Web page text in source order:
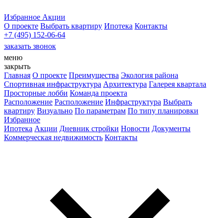
Избранное Акции
О проекте Выбрать квартиру Ипотека Контакты
+7 (495) 152-06-64
заказать звонок
меню
закрыть
Главная О проекте Преимущества Экология района
Спортивная инфраструктура Архитектура Галерея квартала
Просторные лобби Команда проекта
Расположение Расположение Инфраструктура Выбрать
квартиру Визуально По параметрам По типу планировки
Избранное
Ипотека Акции Дневник стройки Новости Документы
Коммерческая недвижимость Контакты